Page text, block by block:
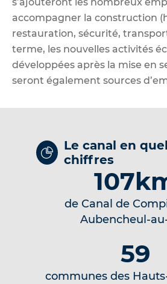
accompagner la construction
restauration, sécurité,
terme, les nouvelles activités
développées après la mise en
seront également sources
Le canal en
chiffres
de Canal de
Aubencheul-
59
communes des